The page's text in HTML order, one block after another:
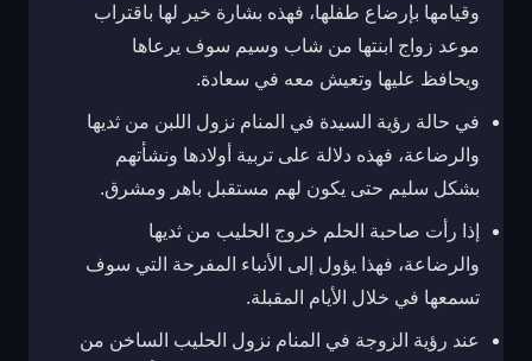
وقيامها بإرضاع طفلها، فهذه بشارة خير لها باقتراب
موعد زواج ابنتها من شاب وسيم سوف يرعاها
ويحافظ عليها وتعيش معه في سعادة.
في حالة رؤية السيدة في المنام نزول اللبن من ثديها
والرضاعة، فهذه دلالة على تربية أولادها ونشأتهم
بشكل سليم حتى يكون لهم مستقبل باهر ومشرق.
إذا رأت صاحبة الحلم خروج الحليب من ثديها
والرضاعة، فهذا يؤول إلى الأنباء المفرحة التي سوف
تسمعها في خلال الأيام المقبلة.
عند رؤية الزوجة في المنام نزول الحليب الساخن من